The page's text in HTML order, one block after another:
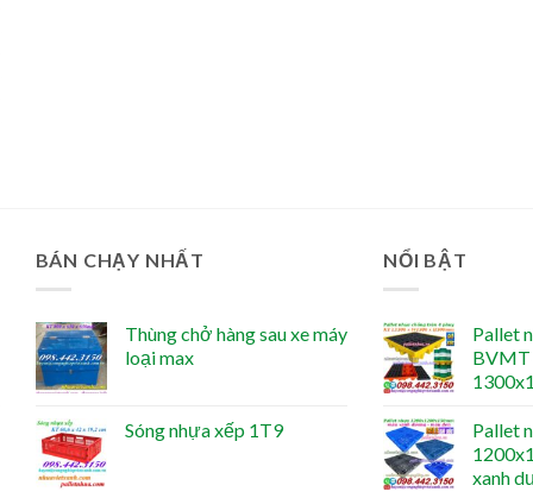
BÁN CHẠY NHẤT
Thùng chở hàng sau xe máy
loại max
Sóng nhựa xếp 1T9
NỔI BẬT
Pallet
BVMT
Pallet
xanh